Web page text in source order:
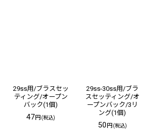
29ss用/ブラスセッ
ティング/オープン
バック(1個)
47円(税込)
29ss-30ss用/ブラ
スセッティング/オ
ープンバック/3リ
ング(1個)
50円(税込)